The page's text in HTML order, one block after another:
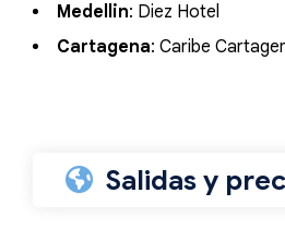
Medellin: Diez Hotel
Cartagena: Caribe
Salidas y